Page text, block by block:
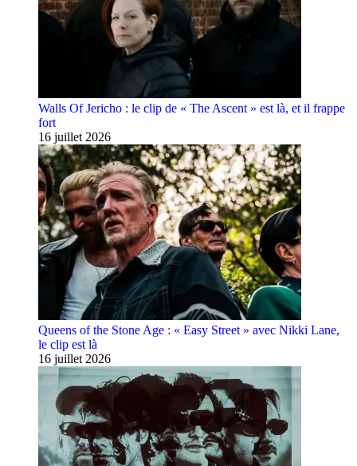
Walls Of Jericho : le clip de « The Ascent » est là, et il frappe
fort
16 juillet 2026
Queens of the Stone Age : « Easy Street » avec Nikki Lane,
le clip est là
16 juillet 2026